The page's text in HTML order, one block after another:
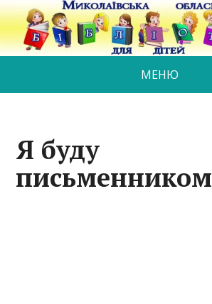
МЕНЮ
Я буду
письменником